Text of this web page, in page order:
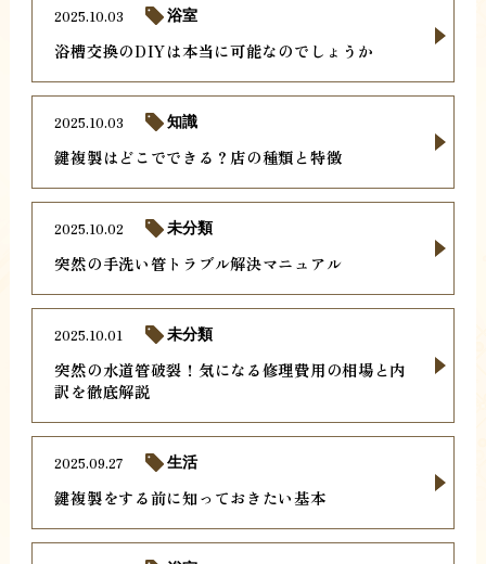
浴槽交換のDIYは本当に可能なのでしょうか
2025.10.03 浴室
鍵複製はどこでできる？店の種類と特徴
2025.10.03 知識
突然の手洗い管トラブル解決マニュアル
2025.10.02 未分類
突然の水道管破裂！気になる修理費用の相場と内
訳を徹底解説
2025.10.01 未分類
鍵複製をする前に知っておきたい基本
2025.09.27 生活